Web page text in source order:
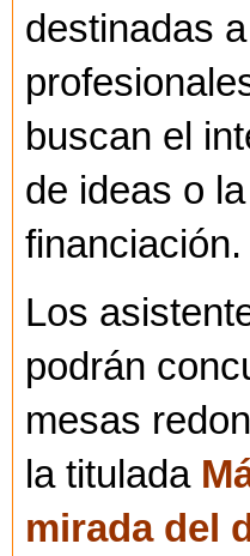
destinadas a
buscan el
de ideas o la
financiación.
Los
podrán
mesas
la titulada
mirada del